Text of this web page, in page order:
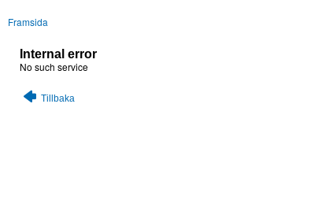
Framsida
Internal error
No such service
Tillbaka